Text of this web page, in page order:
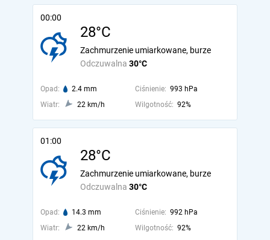
00:00
28°C
Odczuwalna 30°C
Zachmurzenie umiarkowane, burze
Opad: 2.4 mm Ciśnienie: 993 hPa
Wiatr:
22 km/h Wilgotność: 92%
01:00
28°C
Odczuwalna 30°C
Zachmurzenie umiarkowane, burze
Opad: 14.3 mm Ciśnienie: 992 hPa
Wiatr:
22 km/h Wilgotność: 92%